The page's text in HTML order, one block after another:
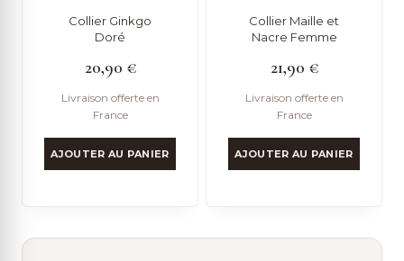
Collier Ginkgo
Doré
20,90 €
Livraison offerte en
France
AJOUTER AU PANIER
Collier Maille et
Nacre Femme
21,90 €
Livraison offerte en
France
AJOUTER AU PANIER